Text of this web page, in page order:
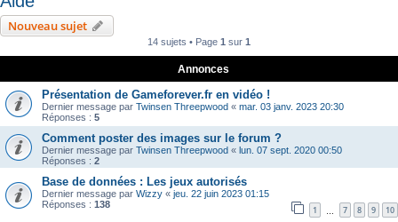
Nouveau sujet
14 sujets • Page 1 sur 1
Annonces
Présentation de Gameforever.fr en vidéo !
Dernier message par Twinsen Threepwood « mar. 03 janv. 2023 20:30
Réponses : 5
Comment poster des images sur le forum ?
Dernier message par Twinsen Threepwood « lun. 07 sept. 2020 00:50
Réponses : 2
Base de données : Les jeux autorisés
Dernier message par Wizzy « jeu. 22 juin 2023 01:15
Réponses : 138 1 7 8 9 10